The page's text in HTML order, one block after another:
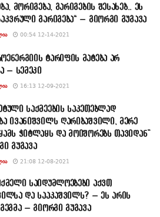
მორიგება, გარიგების შესახებ.. ეს
გარიგება“ – გიორგი გუგავა
00:54 12-14-2021
ტარიფის მატება არ
– სემეკი
16:13 12-09-2021
საქმეების საკეთებლად
ივანიშვილს ღარიბაშვილი, მერე
ჭიტლაყს და მოიშორებს თავიდან”
გუგავა
21:08 12-08-2021
საიდუმლოებები აქვთ
და სააკაშვილს? – ეს არის
– გიორგი გუგავა